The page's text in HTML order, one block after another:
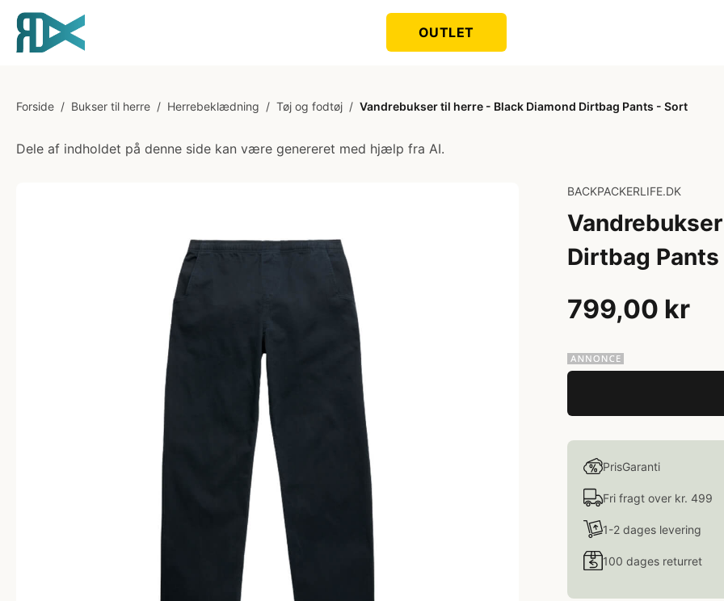
OUTLET
Forside / Bukser til herre / Herrebeklædning / Tøj og fodtøj / Vandrebukser til herre - Black Diamond Dirtbag Pants - Sort
Dele af indholdet på denne side kan være genereret med hjælp fra AI.
BACKPACKERLIFE.DK
Dirtbag
799,00 kr
PrisGaranti
Fri fragt over kr. 499
1-2 dages levering
100 dages returret